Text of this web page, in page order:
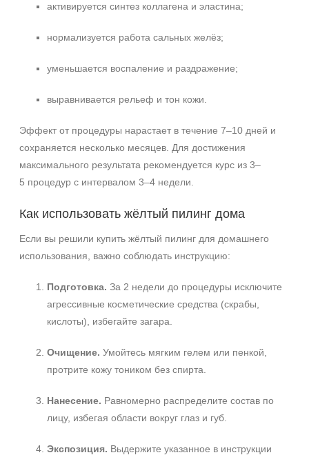
активируется синтез коллагена и эластина;
нормализуется работа сальных желёз;
уменьшается воспаление и раздражение;
выравнивается рельеф и тон кожи.
Эффект от процедуры нарастает в течение 7–10 дней и
сохраняется несколько месяцев. Для достижения
максимального результата рекомендуется курс из 3–
5 процедур с интервалом 3–4 недели.
Как использовать жёлтый пилинг дома
Если вы решили купить жёлтый пилинг для домашнего
использования, важно соблюдать инструкцию:
Подготовка. За 2 недели до процедуры исключите
агрессивные косметические средства (скрабы,
кислоты), избегайте загара.
Очищение. Умойтесь мягким гелем или пенкой,
протрите кожу тоником без спирта.
Нанесение. Равномерно распределите состав по
лицу, избегая области вокруг глаз и губ.
Экспозиция. Выдержите указанное в инструкции